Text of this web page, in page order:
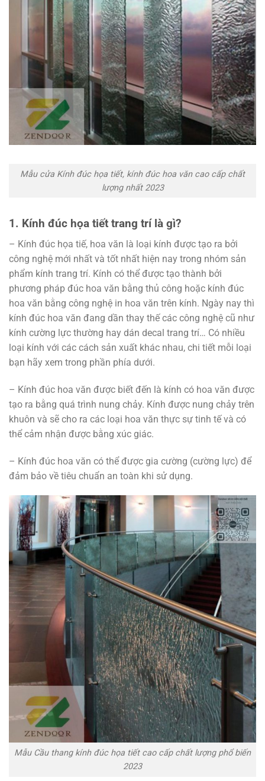
Mẫu cửa Kính đúc họa tiết, kính đúc hoa văn cao cấp chất
lượng nhất 2023
1. Kính đúc họa tiết trang trí là gì?
– Kính đúc họa tiế, hoa văn là loại kính được tạo ra bởi
công nghệ mới nhất và tốt nhất hiện nay trong nhóm sản
phẩm kính trang trí. Kính có thể được tạo thành bởi
phương pháp đúc hoa văn bằng thủ công hoặc kính đúc
hoa văn bằng công nghệ in hoa văn trên kính. Ngày nay thì
kính đúc hoa văn đang dần thay thế các công nghệ cũ như
kính cường lực thường hay dán decal trang trí… Có nhiều
loại kính với các cách sản xuất khác nhau, chi tiết mỗi loại
bạn hãy xem trong phần phía dưới.
– Kính đúc hoa văn được biết đến là kính có hoa văn được
tạo ra bằng quá trình nung chảy. Kính được nung chảy trên
khuôn và sẽ cho ra các loại hoa văn thực sự tinh tế và có
thể cảm nhận được bằng xúc giác.
– Kính đúc hoa văn có thể được gia cường (cường lực) để
đảm bảo về tiêu chuẩn an toàn khi sử dụng.
Mẫu Cầu thang kính đúc họa tiết cao cấp chất lượng phổ biến
2023